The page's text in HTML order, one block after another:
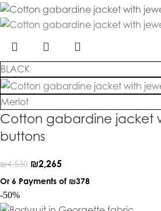
BLACK
Merlot
Cotton gabardine jacket
buttons
₪4,530 ₪2,265
Or 6 Payments of ₪378
-50%